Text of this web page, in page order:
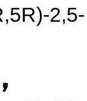
2,5-